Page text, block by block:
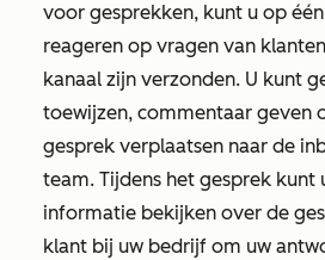
voor gesprekken, kunt u op
reageren op vragen van
kanaal zijn verzonden. U kunt
toewijzen, commentaar geven
gesprek verplaatsen naar de
team. Tijdens het gesprek kunt
informatie bekijken over de
klant bij uw bedrijf om uw